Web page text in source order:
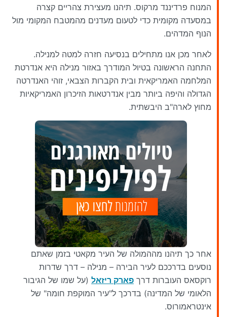
המנוח פרדיננד מרקוס. תיהנו מעצירת צהריים קצרה
במסעדה מקומית כדי לטעום מעדנים מהמטבח המקומי מול
הנוף המדהים.
לאחר מכן אנו מתחילים בנסיעה חזרה למטה למנילה.
התחנה הראשונה בטיול המודרך באזור מנילה היא אנדרטת
המלחמה האמריקאית ובית הקברות הצבאי, זוהי האנדרטה
הגדולה והיפה ביותר מבין אנדרטאות הזיכרון האמריקאיות
מחוץ לארה"ב היבשתית.
אחר כך תיהנו מההמולה של העיר מקאטי בזמן שאתם
נוסעים בדרככם לעיר הבירה – מנילה – דרך שדרות
רוקסאס העוברות דרך פארק ריזאל (על שמו של הגיבור
הלאומי של המדינה) בדרכך ל"עיר המוקפת חומה" של
אינטראמורוס.